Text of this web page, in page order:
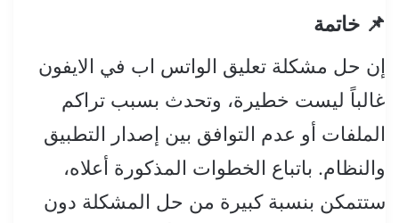
📌 خاتمة
إن حل مشكلة تعليق الواتس اب في الايفون
غالباً ليست خطيرة، وتحدث بسبب تراكم
الملفات أو عدم التوافق بين إصدار التطبيق
والنظام. باتباع الخطوات المذكورة أعلاه،
ستتمكن بنسبة كبيرة من حل المشكلة دون